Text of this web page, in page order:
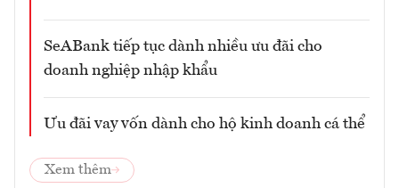
SeABank tiếp tục dành nhiều ưu đãi cho
doanh nghiệp nhập khẩu
Ưu đãi vay vốn dành cho hộ kinh doanh cá thể
Xem thêm